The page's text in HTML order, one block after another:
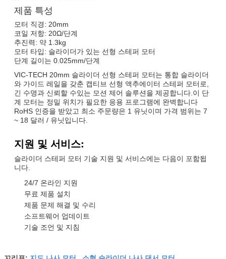
제품 특성
모터 직경: 20mm
코일 저항: 20Ω/단계
추진력: 약 1.3kg
모터 타입: 슬라이더가 있는 선형 스테퍼 모터
단계 길이는 0.025mm/단계
VIC-TECH 20mm 슬라이더 선형 스테퍼 모터는 통합 슬라이더
와 가이드 레일을 갖춘 캡티브 선형 액추에이터 스테퍼 모터로,
긴 수명과 신뢰할 수있는 모션 제어 솔루션을 제공합니다.이 단
계 모터는 정밀 위치가 필요한 응용 프로그램에 완벽합니다
RoHS 인증을 받았고 최소 주문량은 1 유닛이며 가격 범위는 7
~ 18 달러 / 유닛입니다.
지원 및 서비스:
슬라이더 스테퍼 모터 기술 지원 및 서비스에는 다음이 포함됩
니다.
24/7 온라인 지원
무료 제품 설치
제품 문제 해결 및 수리
소프트웨어 업데이트
기술 조언 및 지침